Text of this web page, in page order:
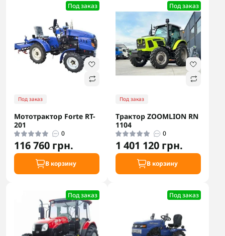
Под заказ
Под заказ
Мототрактор Forte RT-
201
0
116 760 грн.
В корзину
Под заказ
Под заказ
Трактор ZOOMLION RN
1104
0
1 401 120 грн.
В корзину
Под заказ Под заказ